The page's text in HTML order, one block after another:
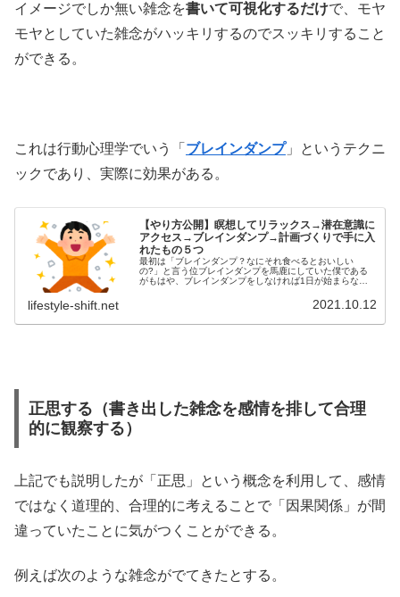
イメージでしか無い雑念を書いて可視化するだけで、モヤ
モヤとしていた雑念がハッキリするのでスッキリすること
ができる。
これは行動心理学でいう「 ブレインダンプ」というテクニ
ックであり、実際に効果がある。
【やり方公開】瞑想してリラックス→潜在意識に
アクセス→ブレインダンプ→計画づくりで手に入
れたもの５つ
最初は「ブレインダンプ？なにそれ食べるとおいしい
の?」と言う位ブレインダンプを馬鹿にしていた僕である
がもはや、ブレインダンプをしなければ1日が始まらない
lifestyle-shift.net 2021.10.12
正思する（書き出した雑念を感情を排して合理
的に観察する）
上記でも説明したが「正思」という概念を利用して、感情
ではなく道理的、合理的に考えることで「因果関係」が間
違っていたことに気がつくことができる。
例えば次のような雑念がでてきたとする。